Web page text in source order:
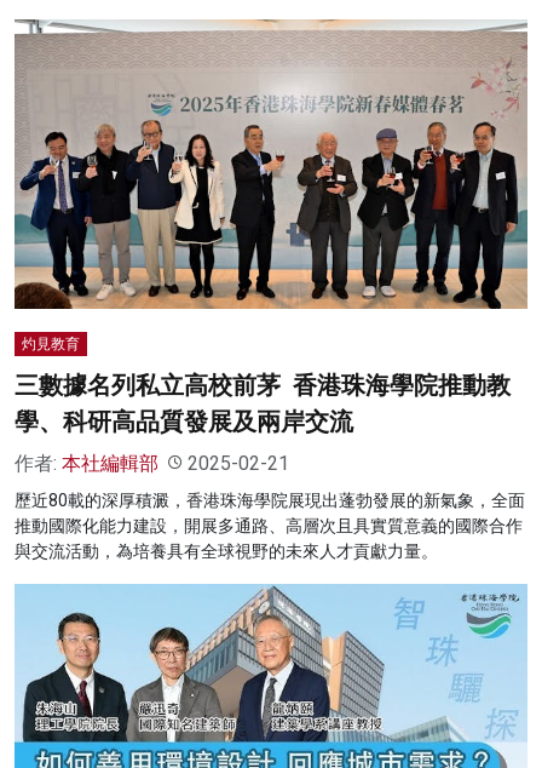
灼見教育
三數據名列私立高校前茅 香港珠海學院推動教
學、科研高品質發展及兩岸交流
作者: 本社編輯部 2025-02-21
歷近80載的深厚積澱，香港珠海學院展現出蓬勃發展的新氣象，全面
推動國際化能力建設，開展多通路、高層次且具實質意義的國際合作
與交流活動，為培養具有全球視野的未來人才貢獻力量。